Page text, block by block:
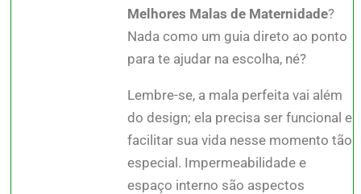
Melhores Malas de Maternidade?
Nada como um guia direto ao ponto
para te ajudar na escolha, né?
Lembre-se, a mala perfeita vai além
do design; ela precisa ser funcional e
facilitar sua vida nesse momento tão
especial. Impermeabilidade e
espaço interno são aspectos